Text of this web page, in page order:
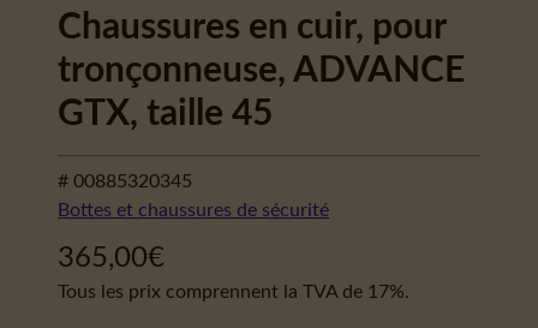
Chaussures en cuir, pour
tronçonneuse, ADVANCE
GTX, taille 45
# 00885320345
Bottes et chaussures de sécurité
365,00€
Tous les prix comprennent la TVA de 17%.